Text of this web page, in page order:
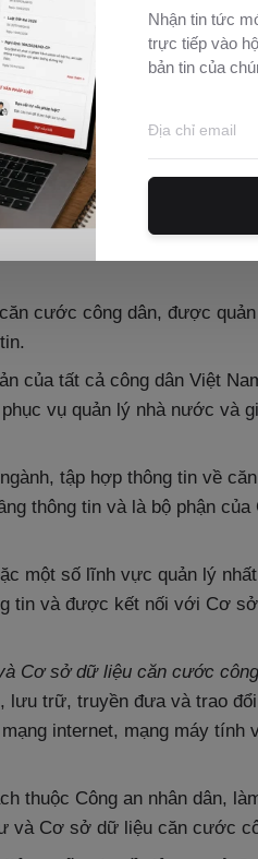
cá nhân có liên quan.
của công dân
theo quy định
người để phân biệt người
cước công dân, được
của tất cả công dân Việt
vụ quản lý nhà nước và
tập hợp thông tin về
thông tin và là bộ phận
một số lĩnh vực quản lý
tin và được kết nối với Cơ
Cơ sở dữ liệu căn cước
lưu trữ, truyền đưa và trao
internet, mạng máy tính
thuộc Công an nhân dân,
và Cơ sở dữ liệu căn cước
Nhận tin tức
trực tiếp vào
bản tin của